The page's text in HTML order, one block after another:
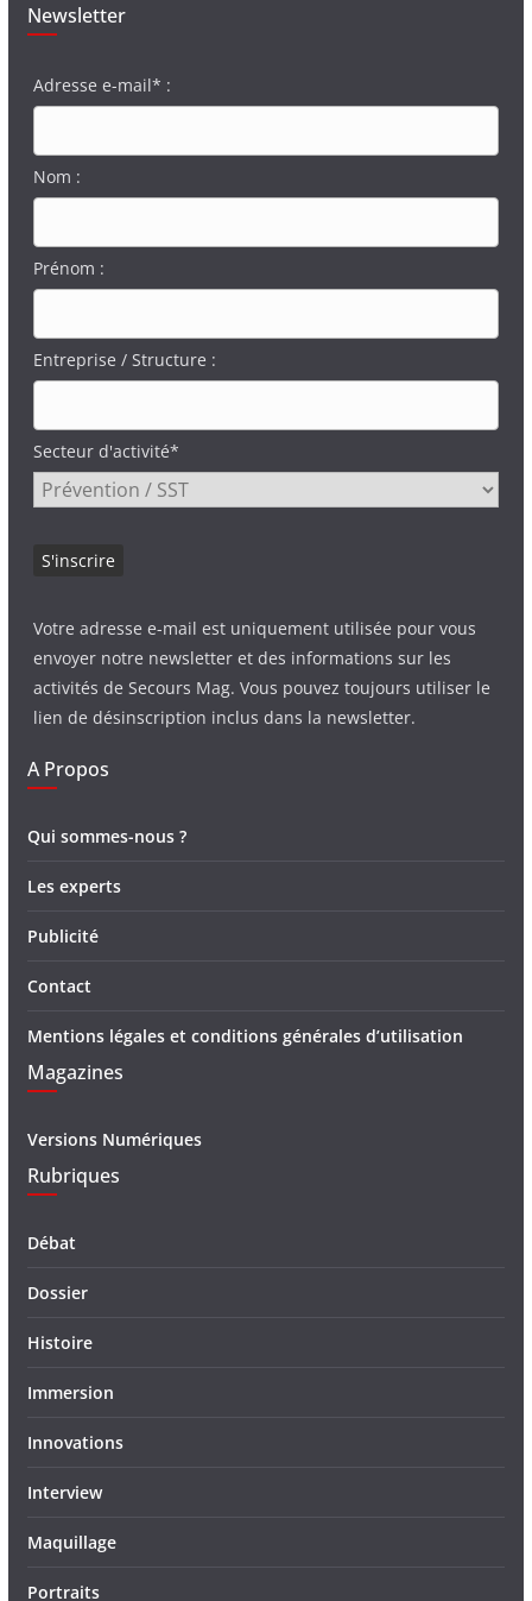
Newsletter
Adresse e-mail* :
Nom :
Prénom :
Entreprise / Structure :
Secteur d'activité*
Votre adresse e-mail est uniquement utilisée pour vous
envoyer notre newsletter et des informations sur les
activités de Secours Mag. Vous pouvez toujours utiliser le
lien de désinscription inclus dans la newsletter.
A Propos
Qui sommes-nous ?
Les experts
Publicité
Contact
Mentions légales et conditions générales d’utilisation
Magazines
Versions Numériques
Rubriques
Débat
Dossier
Histoire
Immersion
Innovations
Interview
Maquillage
Portraits